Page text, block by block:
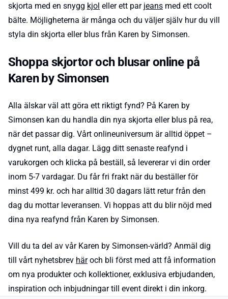
skjorta med en snygg kjol eller ett par jeans med ett coolt
bälte. Möjligheterna är många och du väljer själv hur du vill
styla din skjorta eller blus från Karen by Simonsen.
Shoppa skjortor och blusar online på
Karen by Simonsen
Alla älskar väl att göra ett riktigt fynd? På Karen by
Simonsen kan du handla din nya skjorta eller blus på rea,
när det passar dig. Vårt onlineuniversum är alltid öppet –
dygnet runt, alla dagar. Lägg ditt senaste reafynd i
varukorgen och klicka på beställ, så levererar vi din order
inom 5-7 vardagar. Du får fri frakt när du beställer för
minst 499 kr. och har alltid 30 dagars lätt retur från den
dag du mottar leveransen. Vi hoppas att du blir nöjd med
dina nya reafynd från Karen by Simonsen.
Vill du ta del av vår Karen by Simonsen-värld? Anmäl dig
till vårt nyhetsbrev häroch bli först med att få information
om nya produkter och kollektioner, exklusiva erbjudanden,
inspiration och inbjudningar till event direkt i din inkorg.